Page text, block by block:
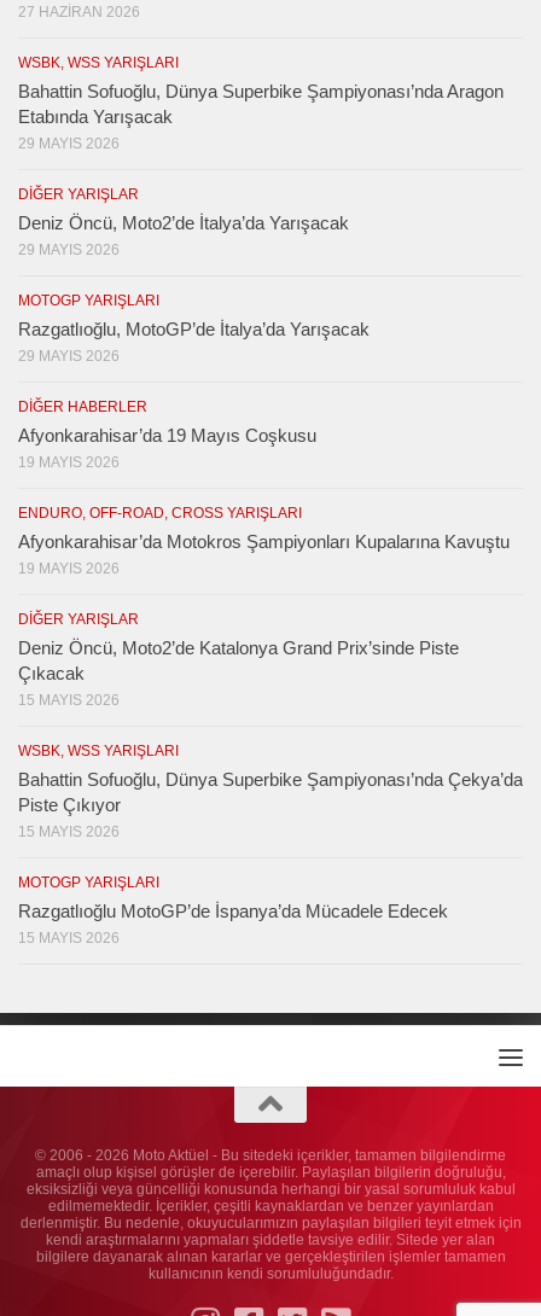
27 HAZIRAN 2026
WSBK, WSS YARIŞLARI
Bahattin Sofuoğlu, Dünya Superbike Şampiyonası’nda Aragon
Etabında Yarışacak
29 MAYIS 2026
DIĞER YARIŞLAR
Deniz Öncü, Moto2’de İtalya’da Yarışacak
29 MAYIS 2026
MOTOGP YARIŞLARI
Razgatlıoğlu, MotoGP’de İtalya’da Yarışacak
29 MAYIS 2026
DIĞER HABERLER
Afyonkarahisar’da 19 Mayıs Coşkusu
19 MAYIS 2026
ENDURO, OFF-ROAD, CROSS YARIŞLARI
Afyonkarahisar’da Motokros Şampiyonları Kupalarına Kavuştu
19 MAYIS 2026
DIĞER YARIŞLAR
Deniz Öncü, Moto2’de Katalonya Grand Prix’sinde Piste
Çıkacak
15 MAYIS 2026
WSBK, WSS YARIŞLARI
Bahattin Sofuoğlu, Dünya Superbike Şampiyonası’nda Çekya’da
Piste Çıkıyor
15 MAYIS 2026
MOTOGP YARIŞLARI
Razgatlıoğlu MotoGP’de İspanya’da Mücadele Edecek
15 MAYIS 2026
© 2006 - 2026 Moto Aktüel - Bu sitedeki içerikler, tamamen bilgilendirme
amaçlı olup kişisel görüşler de içerebilir. Paylaşılan bilgilerin doğruluğu,
eksiksizliği veya güncelliği konusunda herhangi bir yasal sorumluluk kabul
edilmemektedir. İçerikler, çeşitli kaynaklardan ve benzer yayınlardan
derlenmiştir. Bu nedenle, okuyucularımızın paylaşılan bilgileri teyit etmek için
kendi araştırmalarını yapmaları şiddetle tavsiye edilir. Sitede yer alan
bilgilere dayanarak alınan kararlar ve gerçekleştirilen işlemler tamamen
kullanıcının kendi sorumluluğundadır.